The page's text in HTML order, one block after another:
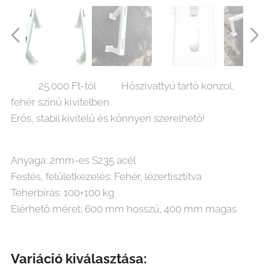
Hőszivattyú tartó konzol
Hőszivattyú tartó konzol
✅✅ 25.000 Ft-tól✅✅Hőszivattyú tartó konzol,
fehér színű kivitelben.
Erős, stabil kivitelű és könnyen szerelhető!✅✅
Anyaga: 2mm-es S235 acél
Festés, felületkezelés: Fehér, lézertisztítva
Teherbírás: 100+100 kg
Elérhető méret: 600 mm hosszú, 400 mm magas
Variáció kiválasztása: